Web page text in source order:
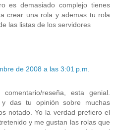
es demasiado complejo tienes
crear una rola y ademas tu rola
las listas de los servidores
de 2008 a las 3:01 p.m.
reseña, esta genial.
y das tu opinión sobre muchas
notado. Yo la verdad prefiero el
y me gustan las rolas que